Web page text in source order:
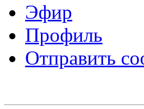
Эфир
Профиль
Отправить